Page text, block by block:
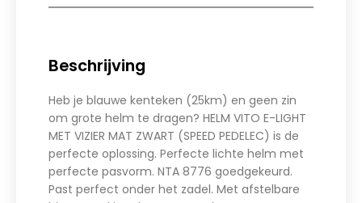
Beschrijving
Heb je blauwe kenteken (25km) en geen zin
om grote helm te dragen? HELM VITO E-LIGHT
MET VIZIER MAT ZWART (SPEED PEDELEC) is de
perfecte oplossing. Perfecte lichte helm met
perfecte pasvorm. NTA 8776 goedgekeurd.
Past perfect onder het zadel. Met afstelbare